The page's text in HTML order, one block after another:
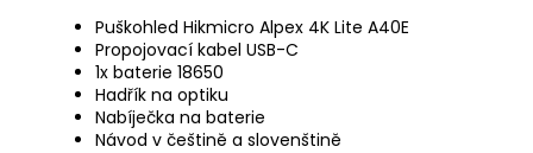
Puškohled Hikmicro Alpex 4K Lite A40E
Propojovací kabel USB-C
1x baterie 18650
Hadřík na optiku
Nabíječka na baterie
Návod v češtině a slovenštině